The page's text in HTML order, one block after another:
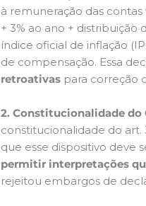
à remuneração das
+ 3% ao ano +
índice oficial de inflação
de compensação. Essa
retroativas para correção
2. Constitucionalidade do
constitucionalidade do art.
que esse dispositivo deve
permitir interpretações
rejeitou embargos de